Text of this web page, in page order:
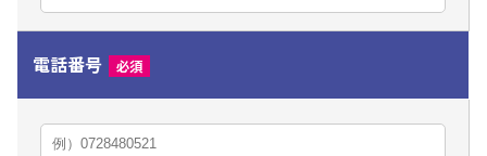
電話番号 必須